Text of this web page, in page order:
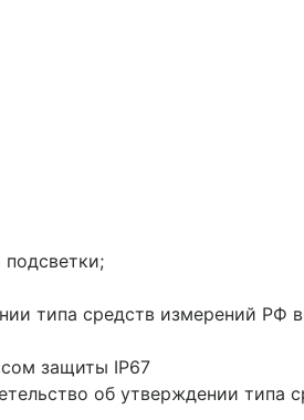
типа средств измерений
защиты IP67
об утверждении типа